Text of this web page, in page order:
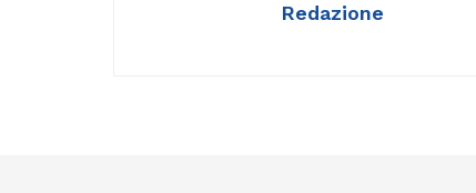
Redazione